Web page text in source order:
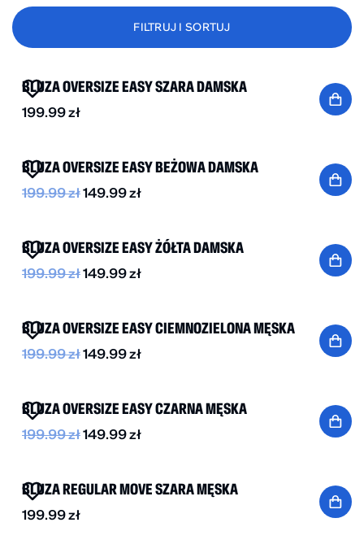
FILTRUJ I SORTUJ
NOWOŚĆ
BLUZA OVERSIZE EASY SZARA DAMSKA
199.99zł
BLUZA OVERSIZE EASY BEŻOWA DAMSKA
199.99zł149.99zł
BLUZA OVERSIZE EASY ŻÓŁTA DAMSKA
199.99zł149.99zł
BLUZA OVERSIZE EASY CIEMNOZIELONA MĘSKA
199.99zł149.99zł
BLUZA OVERSIZE EASY CZARNA MĘSKA
199.99zł149.99zł
BLUZA REGULAR MOVE SZARA MĘSKA
199.99zł